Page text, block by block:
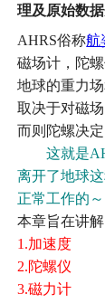
理及原始数
AHRS俗称航
磁场计，陀螺
地球的重力
取决于对磁
而则陀螺决
这就是
离开了地球
正常工作的～
本章旨在讲
1.加速度
2.陀螺仪
3.磁力计